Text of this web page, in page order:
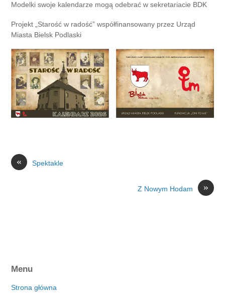
Modelki swoje kalendarze mogą odebrać w sekretariacie BDK
Projekt „Starość w radość” współfinansowany przez Urząd
Miasta Bielsk Podlaski
« Spektakle
»
Z Nowym Hodam
Menu
Strona główna